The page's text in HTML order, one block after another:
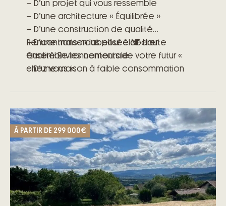
– D’un projet qui vous ressemble
– D’une architecture « Équilibrée »
– D’une construction de qualité
– D’une maison labellisée NF Haute
Qualité Environnementale
– D’une maison à faible consommation
– D’engagements précis et clairs
– D’un accompagnement à toutes les
étapes de votre projet
– Des garanties exclusives du contrat de
construction de maison individuelle
Rencontrons-nous pour élaborer
ensemble les contours de votre futur «
chez vous ».
À PARTIR DE 299 000€